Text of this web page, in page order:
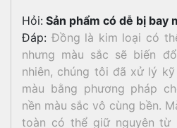
Hỏi: Sản phẩm có dễ bị bay
Đáp: Đồng là kim loại có
nhưng màu sắc sẽ biến
nhiên, chúng tôi đã xử lý
màu bằng phương pháp
nền màu sắc vô cùng bền.
toàn có thể giữ nguyên từ